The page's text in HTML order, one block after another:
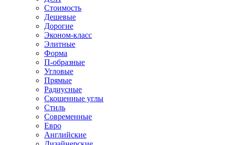
Стоимость
Дешевые
Дорогие
Эконом-класс
Элитные
Форма
П-образные
Угловые
Прямые
Радиусные
Скошенные углы
Стиль
Современные
Евро
Английские